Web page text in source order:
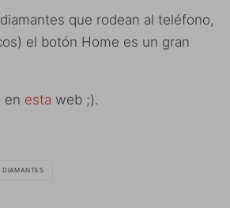
que rodean al teléfono,
el botón Home es un gran
en esta web ;).